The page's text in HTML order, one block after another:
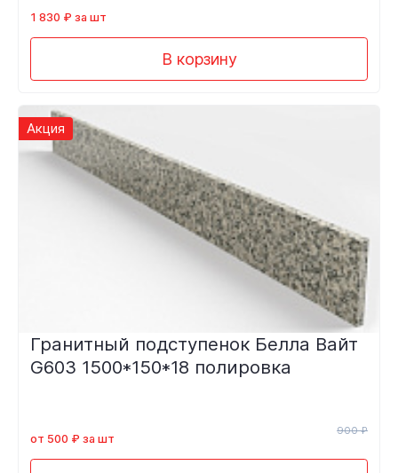
1 830 ₽ за шт
В корзину
Акция
Гранитный подступенок Белла Вайт
G603 1500*150*18 полировка
от 500 ₽ за шт
900 ₽